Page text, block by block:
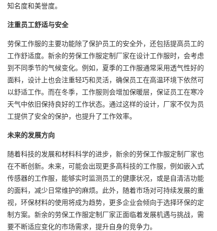
知名度和美誉度。
注重员工舒适与安全
劳保工作服的主要功能除了保护员工的安全外，还包括提高员工的
工作舒适度。新余的劳保工作服定制厂家在设计工作服时，会考虑
到不同季节的气候变化。例如，夏季的工作服通常采用透气性好的
面料，设计上也会注重轻巧和灵活，确保员工在高温环境下依然可
以舒适工作。而在冬季，工作服则会增加保暖层，保证员工在寒冷
天气中依旧保持良好的工作状态。通过这样的设计，厂家不仅为员
工提供了安全的保护，也提升了工作效率。
未来的发展方向
随着科技的发展和材料科学的进步，新余的劳保工作服定制厂家也
在不断创新。未来，可能会出现更多高科技的工作服，例如嵌入式
传感器的工作服，能够实时监测员工的健康状况，或是自清洁功能
的面料，减少日常维护的麻烦。此外，随着市场对可持续发展的重
视，环保材料的使用将成为趋势，更多企业会倾向于选择环保的定
制方案。新余的劳保工作服定制厂家正面临着发展机遇与挑战，需
要不断适应变化的市场需求，提升自身的竞争力。